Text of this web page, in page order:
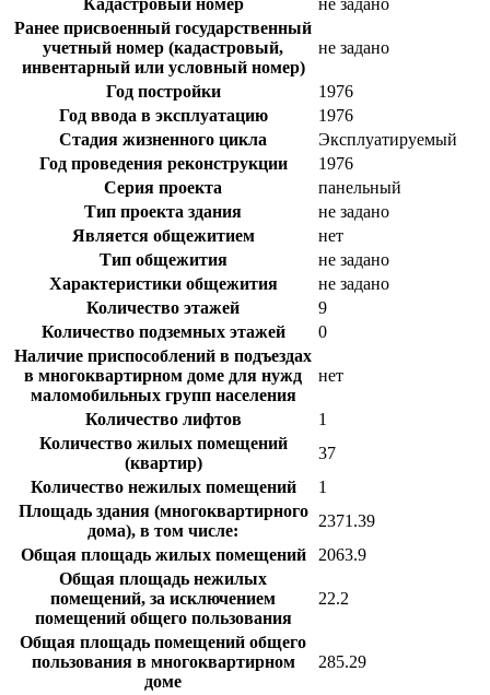
Кадастровый номер
не задано
Ранее присвоенный государственный
учетный номер (кадастровый,
инвентарный или условный номер)
не задано
Год постройки
1976
Год ввода в эксплуатацию
1976
Стадия жизненного цикла
Эксплуатируемый
Год проведения реконструкции
1976
Серия проекта
панельный
Тип проекта здания
не задано
Является общежитием
нет
Тип общежития
не задано
Характеристики общежития
не задано
Количество этажей
9
Количество подземных этажей
0
Наличие приспособлений в подъездах
в многоквартирном доме для нужд
маломобильных групп населения
нет
Количество лифтов
1
Количество жилых помещений
(квартир)
37
Количество нежилых помещений
1
Площадь здания (многоквартирного
дома), в том числе:
2371.39
Общая площадь жилых помещений
2063.9
Общая площадь нежилых
помещений, за исключением
помещений общего пользования
22.2
Общая площадь помещений общего
пользования в многоквартирном
доме
285.29